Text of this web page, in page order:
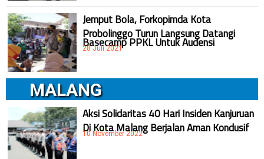
Jemput Bola, Forkopimda Kota
Probolinggo Turun Langsung Datangi
Basecamp PPKL Untuk Audensi
28 Juli 2021
MALANG
Aksi Solidaritas 40 Hari Insiden Kanjuruan
Di Kota Malang Berjalan Aman Kondusif
10 November 2022